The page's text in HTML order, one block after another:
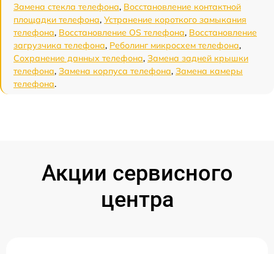
Замена стекла телефона, Восстановление контактной
площадки телефона, Устранение короткого замыкания
телефона, Восстановление OS телефона, Восстановление
загрузчика телефона, Реболинг микросхем телефона,
Сохранение данных телефона, Замена задней крышки
телефона, Замена корпуса телефона, Замена камеры
телефона.
Акции сервисного
центра